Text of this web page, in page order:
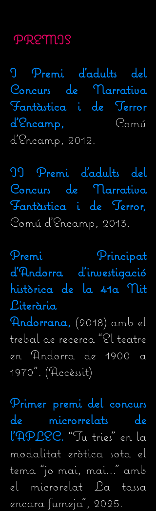
PREMIS
I Premi d'adults del
Concurs de Narrativa
Fantàstica i de Terror
d'Encamp,
Comú
d'Encamp, 2012.
II Premi d'adults del
Concurs de Narrativa
Fantàstica i de Terror,
Comú d'Encamp, 2013.
Premi Principat
d'Andorra d'investigació
històrica de la 41a Nit
Literària
Andorrana, (2018) amb el
trebal de recerca “El teatre
en Andorra de 1900 a
1970". (Accèssit)
Primer premi del concurs
de microrrelats de
l'APLEC. “Tu tries" en la
modalitat eròtica sota el
tema “jo mai, mai..." amb
el microrelat La tassa
encara fumeja", 2025.